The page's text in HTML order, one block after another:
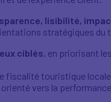
lisibilité,
stratégiques
ciblés, en priorisant
fiscalité touristique
vers la